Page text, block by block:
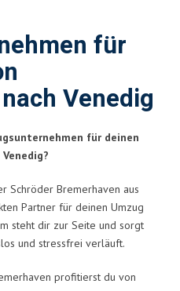
für
Venedig
für deinen
Schröder Bremerhaven aus
Partner für deinen Umzug
steht dir zur Seite und sorgt
und stressfrei verläuft.
profitierst du von